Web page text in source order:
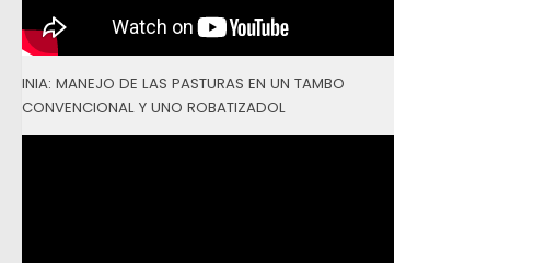
INIA: MANEJO DE LAS PASTURAS EN UN TAMBO
CONVENCIONAL Y UNO ROBATIZADOL